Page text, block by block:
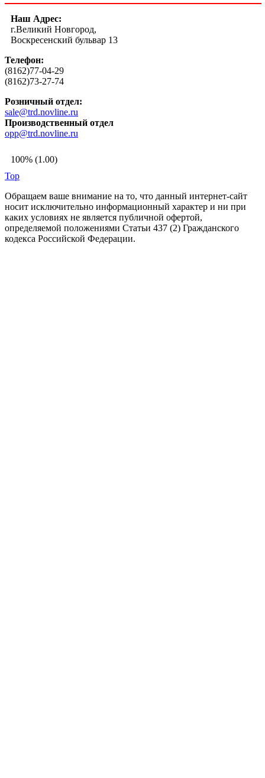
Наш Адрес:
г.Великий Новгород,
Воскресенский бульвар 13
Телефон:
(8162)77-04-29
(8162)73-27-74
Розничный отдел:
sale@trd.novline.ru
Производственный отдел
opp@trd.novline.ru
100% (1.00)
Top
Обращаем ваше внимание на то, что данный интернет-сайт
носит исключительно информационный характер и ни при
каких условиях не является публичной офертой,
определяемой положениями Статьи 437 (2) Гражданского
кодекса Российской Федерации.